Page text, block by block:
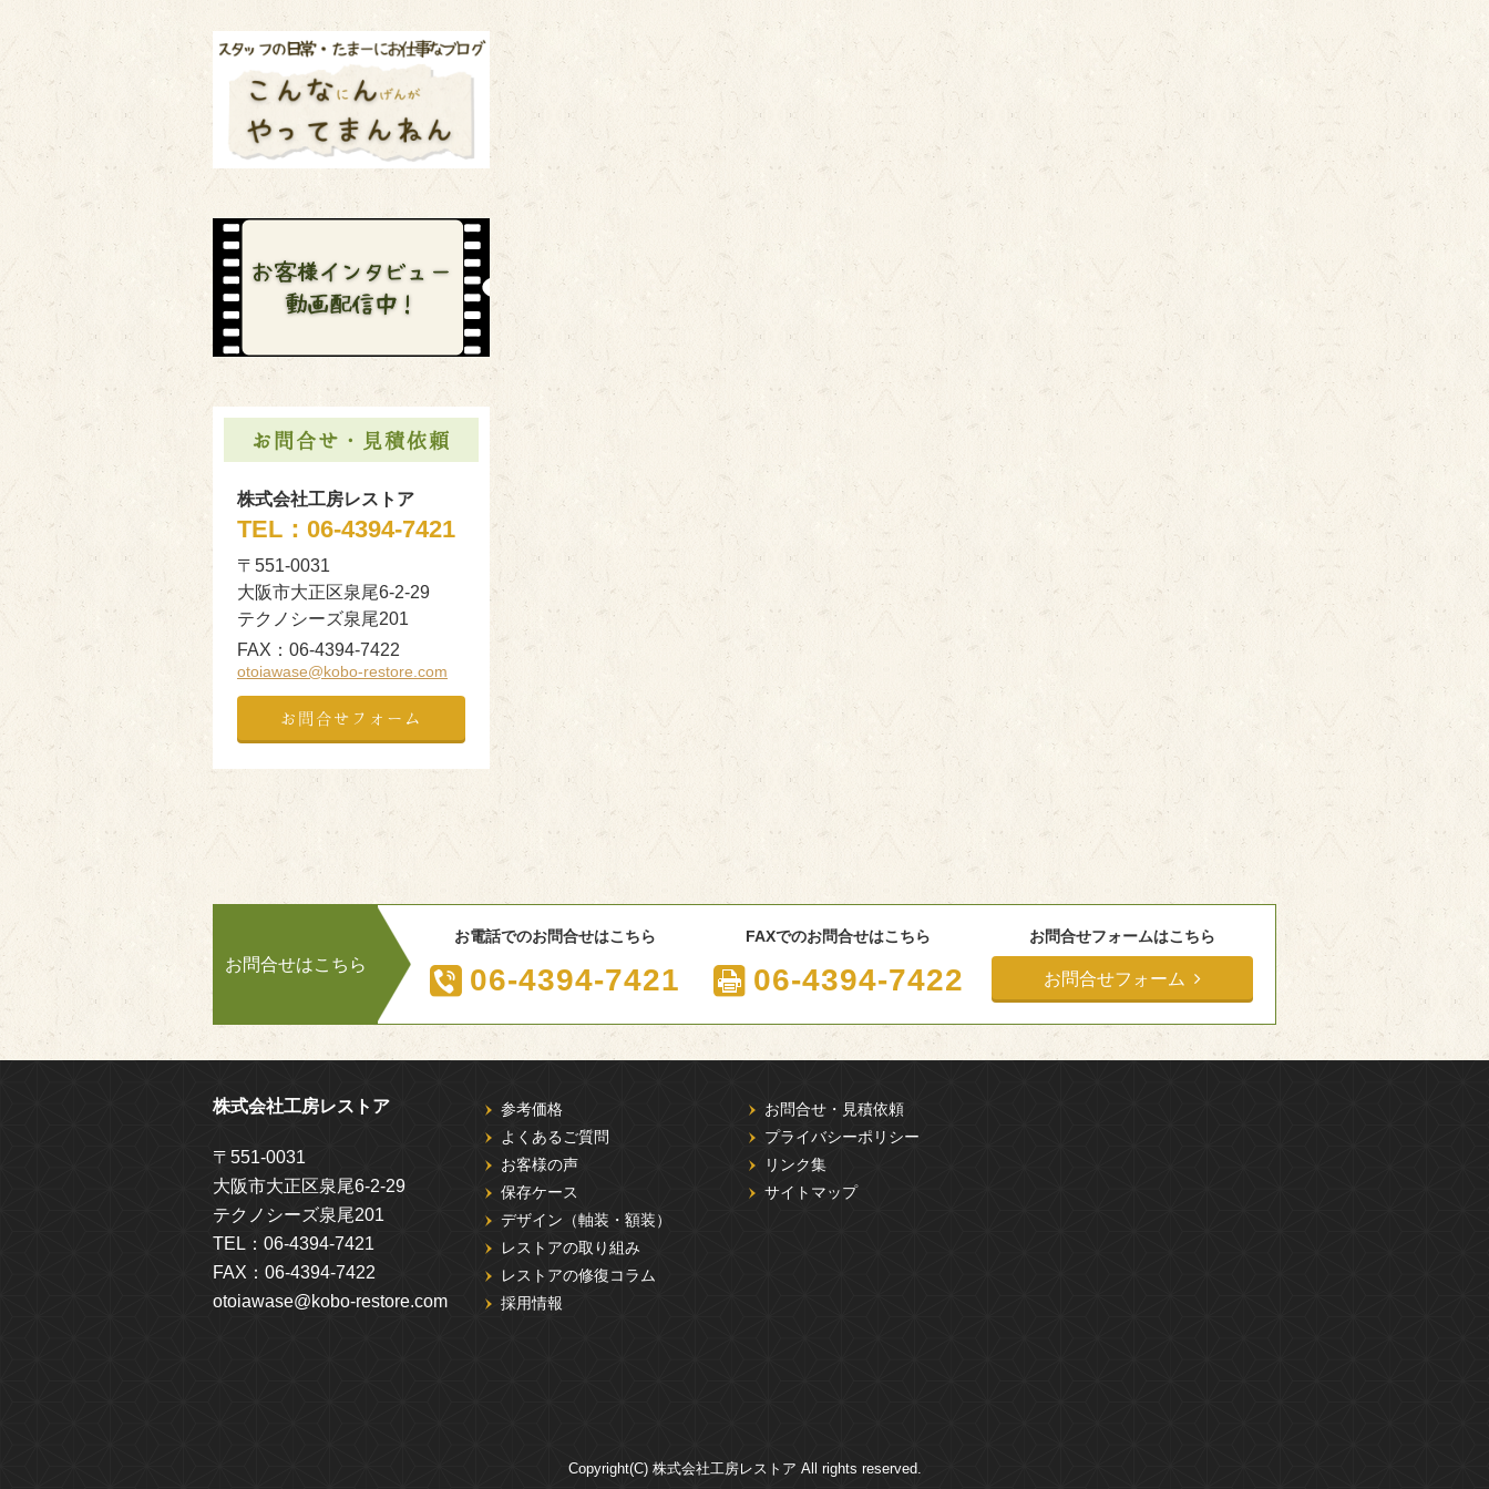
お問合せ・見積依頼
株式会社工房レストア
TEL： 06-4394-7421
〒551-0031
大阪市大正区泉尾6-2-29
テクノシーズ泉尾201
FAX： 06-4394-7422
otoiawase@kobo-restore.com
お問合せフォーム
お問合せはこちら
お電話でのお問合せはこちら
06-4394-7421
FAXでのお問合せはこちら
06-4394-7422
お問合せフォームはこちら
お問合せフォーム
株式会社工房レストア
〒551-0031
大阪市大正区泉尾6-2-29
テクノシーズ泉尾201
TEL： 06-4394-7421
FAX： 06-4394-7422
otoiawase@kobo-restore.com
参考価格
よくあるご質問
お客様の声
保存ケース
デザイン（軸装・額装）
レストアの取り組み
レストアの修復コラム
採用情報
お問合せ・見積依頼
プライバシーポリシー
リンク集
サイトマップ
Copyright(C) 株式会社工房レストア All rights reserved.